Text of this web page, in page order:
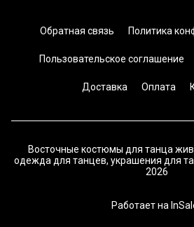
Обратная связь Политика
Пользовательское соглашение
Доставка Оплата
Восточные костюмы для танца
одежда для танцев, украшения для
2026
Работает на